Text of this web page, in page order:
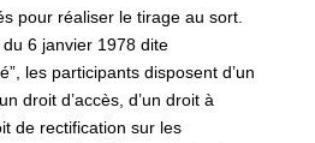
pour réaliser le tirage au sort.
6 janvier 1978 dite
les participants disposent d’un
droit d’accès, d’un droit à
de rectification sur les